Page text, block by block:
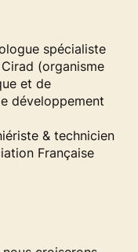
spécialiste
(organisme
et de
développement
& technicien
Française